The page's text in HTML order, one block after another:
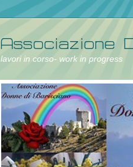
lavori in corso- work in progress